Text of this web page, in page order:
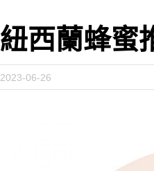
紐西蘭蜂蜜
2023-06-26